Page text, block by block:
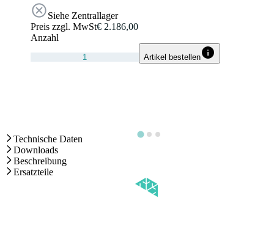
Siehe Zentrallager
Preis zzgl. MwSt€ 2.186,00
Anzahl
Artikel bestellen
Technische Daten
Downloads
Beschreibung
Ersatzteile